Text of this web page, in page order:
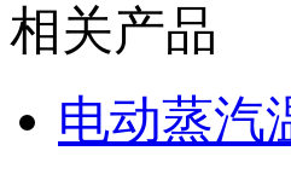
相关产品
电动蒸汽